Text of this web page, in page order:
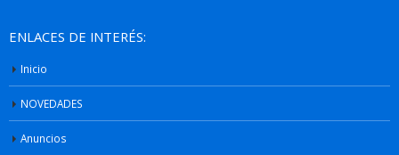
ENLACES DE INTERÉS:
Inicio
NOVEDADES
Anuncios